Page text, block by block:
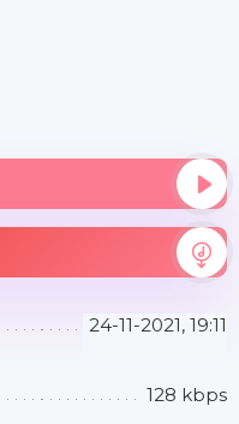
24-11-2021, 19:11
128 kbps